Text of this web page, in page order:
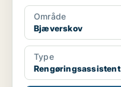
Område
Bjæverskov
Type
Rengøringsassistent